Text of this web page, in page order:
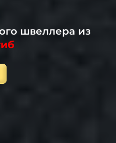
швеллера из